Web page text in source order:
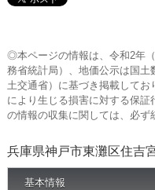
◎本ページの情報は、令和2年
務省統計局）、地価公示は国
土交通省）に基づき掲載してお
により生じる損害に対する保
の情報の収集に関しては、必ず
兵庫県神戸市東灘区住吉
基本情報